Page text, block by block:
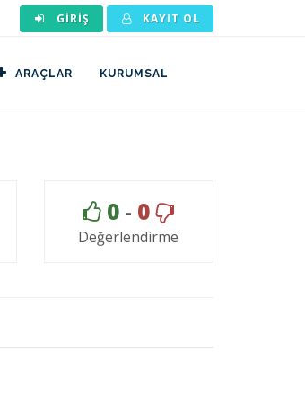
GIRIŞ KAYIT OL
ARAÇLAR KURUMSAL
0 - 0
Değerlendirme